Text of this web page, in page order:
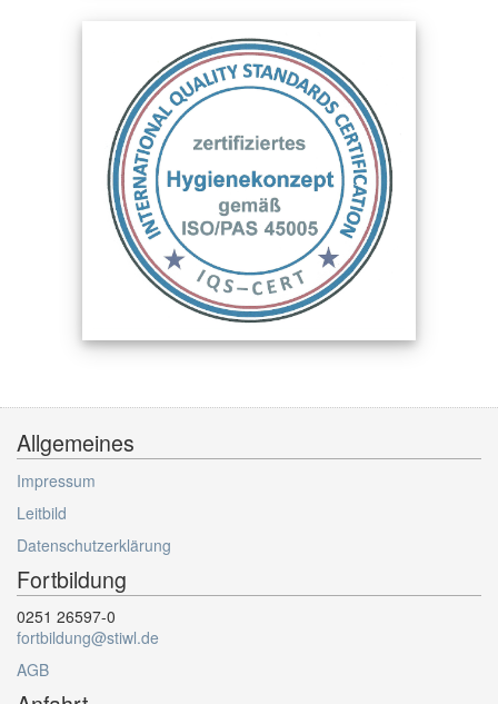
Allgemeines
Impressum
Leitbild
Datenschutzerklärung
Fortbildung
0251 26597-0
fortbildung@stiwl.de
AGB